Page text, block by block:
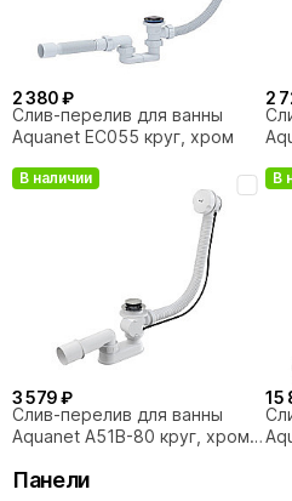
2 380 ₽
Слив-перелив для ванны
Aquanet EC055 круг, хром
2
В наличии
3 579 ₽
Слив-перелив для ванны
Aquanet A51B-80 круг, хром/
В
15
Панели